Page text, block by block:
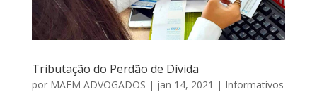
Tributação do Perdão de Dívida
por MAFM ADVOGADOS | jan 14, 2021 | Informativos